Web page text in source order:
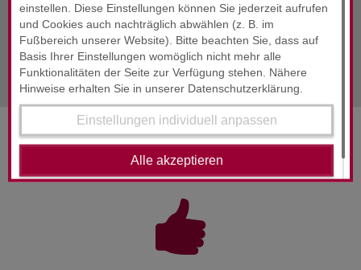
einstellen. Diese Einstellungen können Sie jederzeit aufrufen
und Cookies auch nachträglich abwählen (z. B. im
Fußbereich unserer Website). Bitte beachten Sie, dass auf
Basis Ihrer Einstellungen womöglich nicht mehr alle
Funktionalitäten der Seite zur Verfügung stehen. Nähere
Hinweise erhalten Sie in unserer Datenschutzerklärung.
Einstellungen individuell anpassen
Alle akzeptieren
Alle InfosMai 2025
nächste InfoMai 2025
SERVICES & ENGAGEMENT